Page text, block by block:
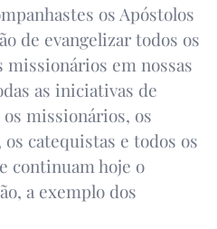
os Apóstolos
de evangelizar todos os
missionários em nossas
as iniciativas de
missionários, os
catequistas e todos os
continuam hoje o
a exemplo dos